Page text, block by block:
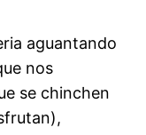
aguantando
nos
se chinchen